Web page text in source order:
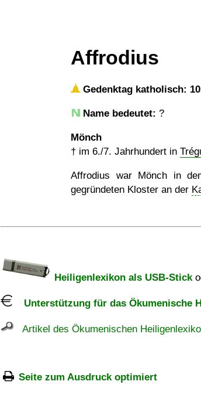
Affrodius
Gedenktag katholisch:
Name bedeutet: ?
Mönch
† im 6./7. Jahrhundert in
Affrodius war Mönch in
gegründeten Kloster an der
Heiligenlexikon als USB-Stick
Unterstützung für das Ökumenische
Artikel des Ökumenischen
Seite zum Ausdruck optimiert